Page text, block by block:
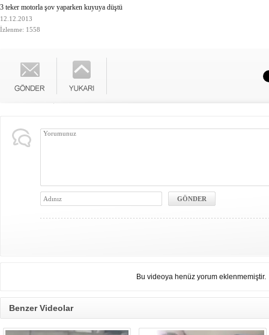
3 teker motorla şov yaparken kuyuya düştü
12.12.2013
İzlenme: 1558
Bu videoya henüz yorum eklenmemiştir.
Benzer Videolar